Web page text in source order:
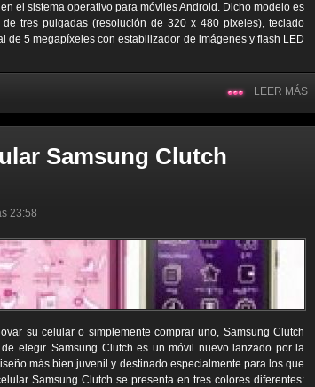
el sistema operativo para móviles Android. Dicho modelo es
tres pulgadas (resolución de 320 x 480 pixeles), teclado
de 5 megapíxeles con estabilizador de imágenes y flash LED
LEER MÁS
Samsung Clutch
23:58
su celular o simplemente comprar uno, Samsung Clutch
elegir. Samsung Clutch es un móvil nuevo lanzado por la
más bien juvenil y destinado especialmente para los que
Samsung Clutch se presenta en tres colores diferentes: